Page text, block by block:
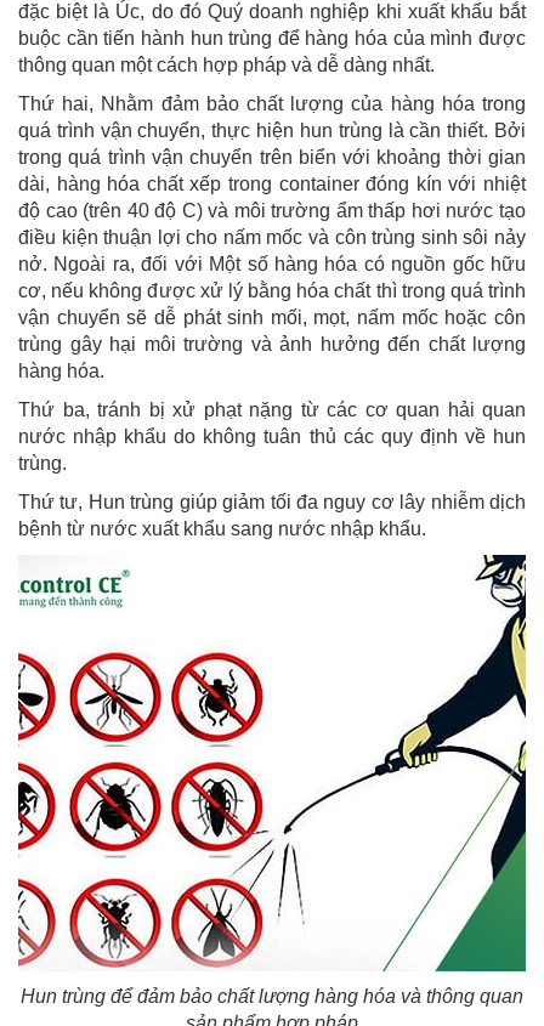
đặc biệt là Úc, do đó Quý doanh nghiệp khi xuất khẩu bắt
buộc cần tiến hành hun trùng để hàng hóa của mình được
thông quan một cách hợp pháp và dễ dàng nhất.
Thứ hai, Nhằm đảm bảo chất lượng của hàng hóa trong
quá trình vận chuyển, thực hiện hun trùng là cần thiết. Bởi
trong quá trình vận chuyển trên biển với khoảng thời gian
dài, hàng hóa chất xếp trong container đóng kín với nhiệt
độ cao (trên 40 độ C) và môi trường ẩm thấp hơi nước tạo
điều kiện thuận lợi cho nấm mốc và côn trùng sinh sôi nảy
nở. Ngoài ra, đối với Một số hàng hóa có nguồn gốc hữu
cơ, nếu không được xử lý bằng hóa chất thì trong quá trình
vận chuyển sẽ dễ phát sinh mối, mọt, nấm mốc hoặc côn
trùng gây hại môi trường và ảnh hưởng đến chất lượng
hàng hóa.
Thứ ba, tránh bị xử phạt nặng từ các cơ quan hải quan
nước nhập khẩu do không tuân thủ các quy định về hun
trùng.
Thứ tư, Hun trùng giúp giảm tối đa nguy cơ lây nhiễm dịch
bệnh từ nước xuất khẩu sang nước nhập khẩu.
Hun trùng để đảm bảo chất lượng hàng hóa và thông quan